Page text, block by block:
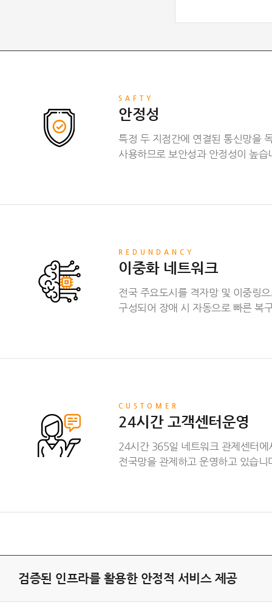
SAFTY
안정성
특정 두 지점간에 연결된 통신망을
사용하므로 보안성과 안정성이 높습
REDUNDANCY
이중화 네트워크
전국 주요도시를 격자망 및 이중링
구성되어 장애 시 자동으로 빠른 복
CUSTOMER
24시간 고객센터운영
24시간 365일 네트워크 관제센터에
전국망을 관제하고 운영하고 있습니
검증된 인프라를 활용한 안정적 서비스 제공